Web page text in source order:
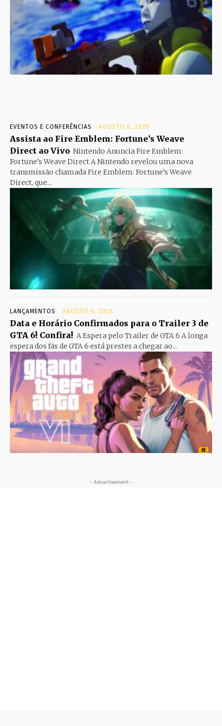
EVENTOS E CONFERÊNCIAS AGOSTO 6, 2026
Assista ao Fire Emblem: Fortune’s Weave
Direct ao Vivo Nintendo Anuncia Fire Emblem:
Fortune’s Weave Direct A Nintendo revelou uma nova
transmissão chamada Fire Emblem: Fortune’s Weave
Direct, que...
LANÇAMENTOS AGOSTO 6, 2026
Data e Horário Confirmados para o Trailer 3 de
GTA 6! Confira! A Espera pelo Trailer de GTA 6 A longa
espera dos fãs de GTA 6 está prestes a chegar ao...
- Advertisement -